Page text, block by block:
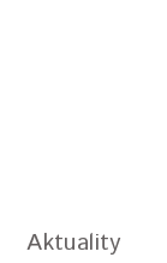
Aktuality